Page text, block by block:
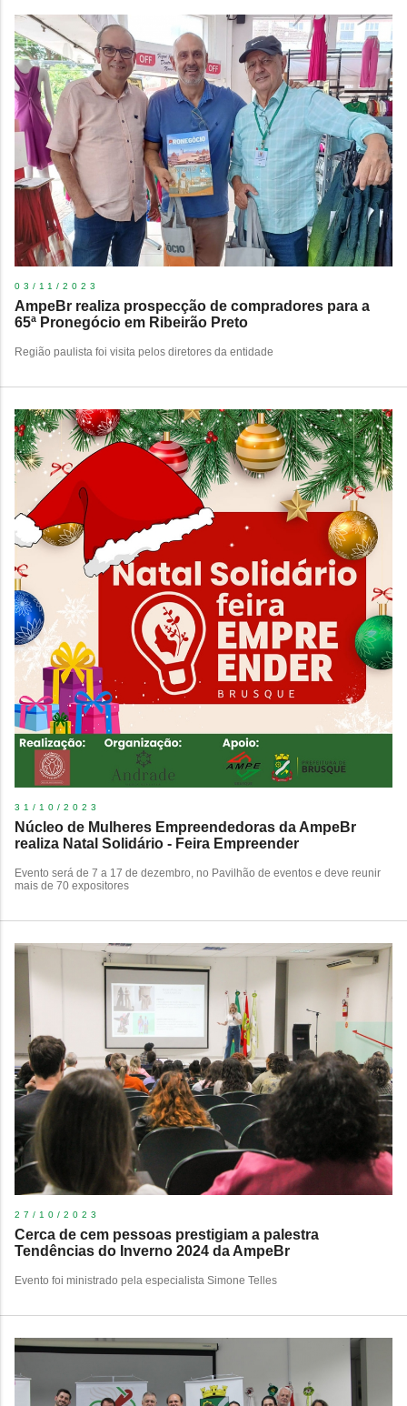
03/11/2023
AmpeBr realiza prospecção de compradores para a
65ª Pronegócio em Ribeirão Preto
Região paulista foi visita pelos diretores da entidade
31/10/2023
Núcleo de Mulheres Empreendedoras da AmpeBr
realiza Natal Solidário - Feira Empreender
Evento será de 7 a 17 de dezembro, no Pavilhão de eventos e deve reunir
mais de 70 expositores
27/10/2023
Cerca de cem pessoas prestigiam a palestra
Tendências do Inverno 2024 da AmpeBr
Evento foi ministrado pela especialista Simone Telles